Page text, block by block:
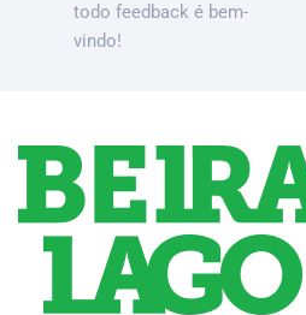
todo feedback é bem-
vindo!